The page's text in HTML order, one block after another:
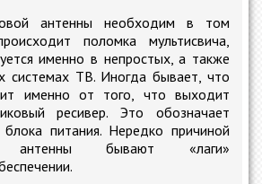
антенны необходим в том
поломка мультисвича,
именно в непростых, а также
системах ТВ. Иногда бывает, что
именно от того, что выходит
ресивер. Это обозначает
блока питания. Нередко причиной
антенны бывают «лаги»